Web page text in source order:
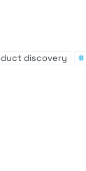
discovery #